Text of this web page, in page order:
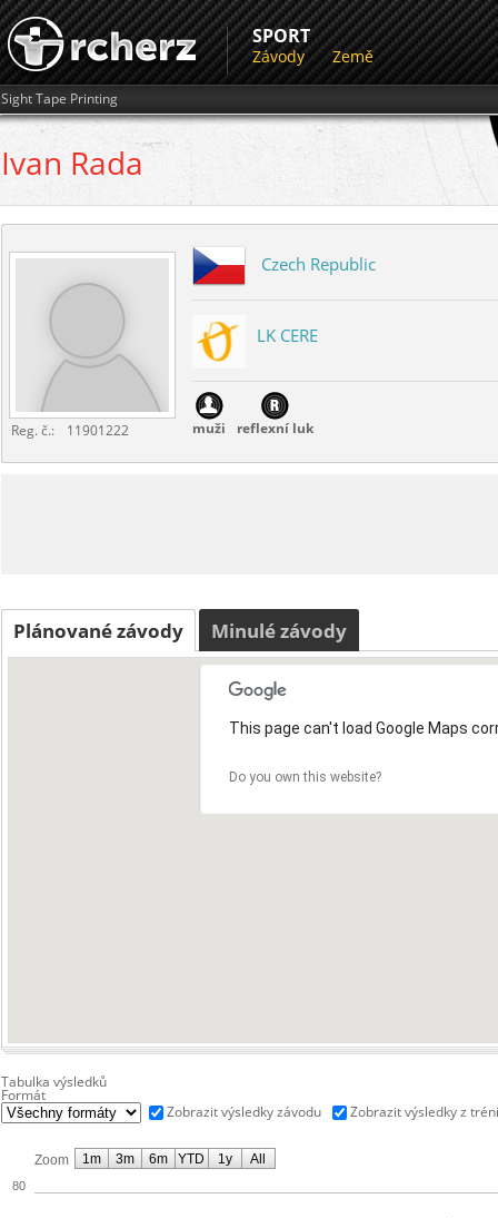
SPORT
Závody Země
Sight Tape Printing
Ivan Rada
Reg. č.: 11901222
Czech Republic
LK CERE
muži reflexní luk
Plánované závody Minulé závody
This page can't load Google Maps
Do you own this website?
Tabulka výsledků
Formát
Zobrazit výsledky závodu
Zobrazit výsledky z
Zoom
80
1m 3m 6m YTD 1y All